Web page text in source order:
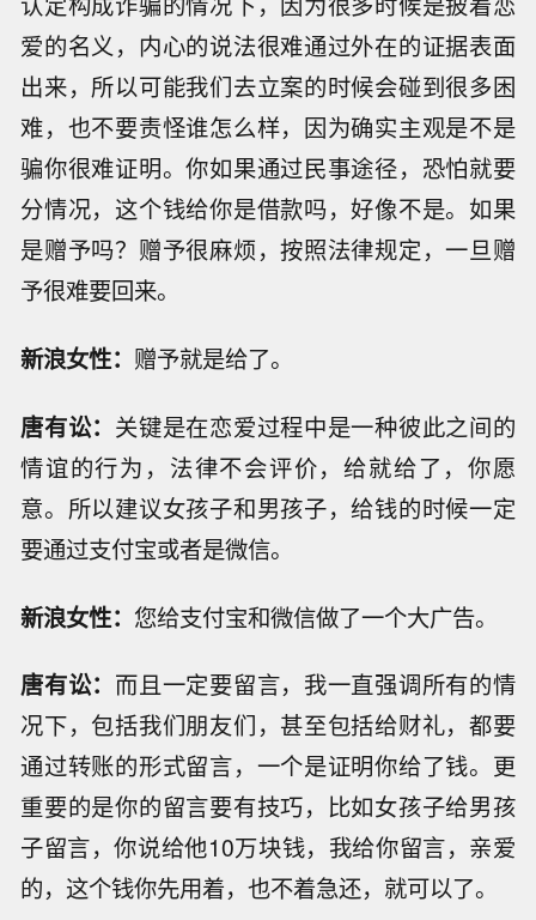
爱的名义，内心的说法很难通过外在的证据表面
出来，所以可能我们去立案的时候会碰到很多困
难，也不要责怪谁怎么样，因为确实主观是不是
骗你很难证明。你如果通过民事途径，恐怕就要
分情况，这个钱给你是借款吗，好像不是。如果
是赠予吗？赠予很麻烦，按照法律规定，一旦赠
予很难要回来。
新浪女性： 赠予就是给了。
唐有讼： 关键是在恋爱过程中是一种彼此之间的
情谊的行为，法律不会评价，给就给了，你愿
意。所以建议女孩子和男孩子，给钱的时候一定
要通过支付宝或者是微信。
新浪女性： 您给支付宝和微信做了一个大广告。
唐有讼： 而且一定要留言，我一直强调所有的情
况下，包括我们朋友们，甚至包括给财礼，都要
通过转账的形式留言，一个是证明你给了钱。更
重要的是你的留言要有技巧，比如女孩子给男孩
子留言，你说给他10万块钱，我给你留言，亲爱
的，这个钱你先用着，也不着急还，就可以了。